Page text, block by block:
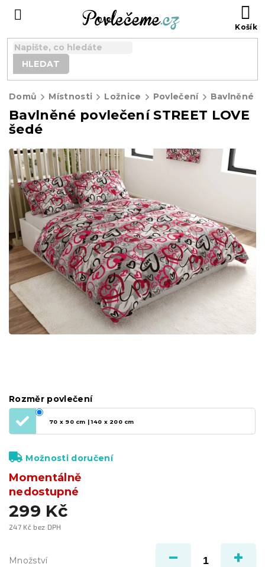
HLEDAT
Domů Místnosti Ložnice Povlečení Bavlněné
Bavlněné povlečení STREET LOVE
šedé
299 Kč
247 Kč bez DPH
Momentálně
nedostupné
Rozměr povlečení
70 x 90 cm | 140 x 200 cm
Možnosti doručení
Množství